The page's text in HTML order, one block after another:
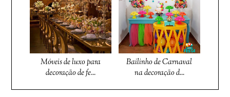
Móveis de luxo para
decoração de fe...
Bailinho de Carnaval
na decoração d...